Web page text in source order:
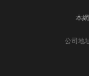
本
公司地